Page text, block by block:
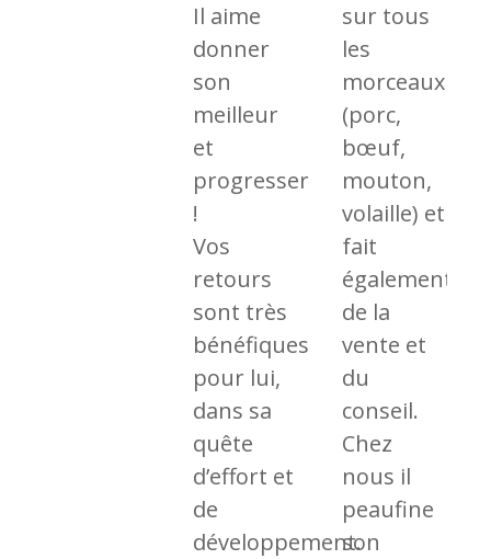
Il aime
donner
son
meilleur
et
progresser
!
Vos
retours
sont très
bénéfiques
pour lui,
dans sa
quête
d’effort et
de
développement.
sur tous
les
morceaux
(porc,
bœuf,
mouton,
volaille) et
fait
également
de la
vente et
du
conseil.
Chez
nous il
peaufine
son